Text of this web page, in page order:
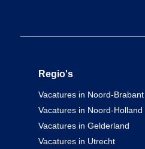
Regio's
Vacatures in Noord-Brabant
Vacatures in Noord-Holland
Vacatures in Gelderland
Vacatures in Utrecht